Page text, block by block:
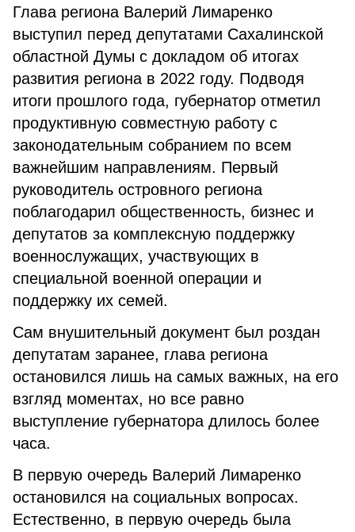
Глава региона Валерий Лимаренко
выступил перед депутатами Сахалинской
областной Думы с докладом об итогах
развития региона в 2022 году. Подводя
итоги прошлого года, губернатор отметил
продуктивную совместную работу с
законодательным собранием по всем
важнейшим направлениям. Первый
руководитель островного региона
поблагодарил общественность, бизнес и
депутатов за комплексную поддержку
военнослужащих, участвующих в
специальной военной операции и
поддержку их семей.
Сам внушительный документ был роздан
депутатам заранее, глава региона
остановился лишь на самых важных, на его
взгляд моментах, но все равно
выступление губернатора длилось более
часа.
В первую очередь Валерий Лимаренко
остановился на социальных вопросах.
Естественно, в первую очередь была